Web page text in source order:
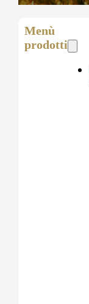
Menù
prodotti